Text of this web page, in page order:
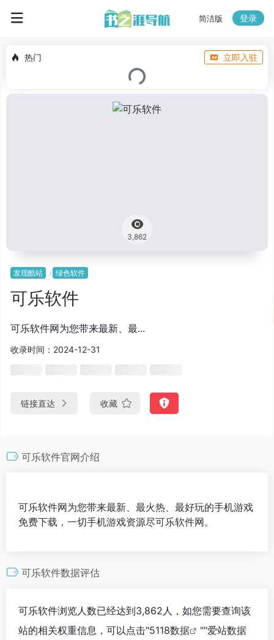
简洁版 登录
热门 立即入驻
3,862
发现酷站 绿色软件
可乐软件
可乐软件网为您带来最新、最...
收录时间：2024-12-31
链接直达 收藏
可乐软件官网介绍
可乐软件网为您带来最新、最火热、最好玩的手机游戏
免费下载，一切手机游戏资源尽可乐软件网。
可乐软件数据评估
可乐软件浏览人数已经达到3,862人，如您需要查询该
站的相关权重信息，可以点击"5118数据 ""爱站数据